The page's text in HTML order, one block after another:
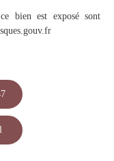
bien est exposé sont